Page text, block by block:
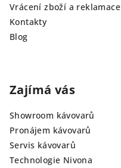
Vrácení zboží a reklamace
Kontakty
Blog
Zajímá vás
Showroom kávovarů
Pronájem kávovarů
Servis kávovarů
Technologie Nivona